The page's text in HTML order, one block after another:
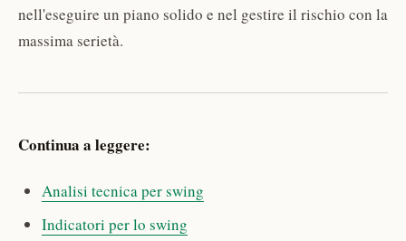
nell'eseguire un piano solido e nel gestire il rischio con la
massima serietà.
Continua a leggere:
Analisi tecnica per swing
Indicatori per lo swing